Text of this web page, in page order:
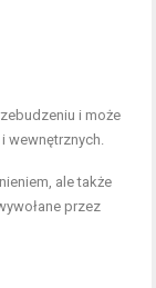
i może
wewnętrznych.
ale także
przez